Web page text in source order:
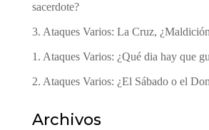
sacerdote?
3. Ataques Varios: La Cruz,
1. Ataques Varios: ¿Qué dia hay que
2. Ataques Varios: ¿El Sábado o el
Archivos